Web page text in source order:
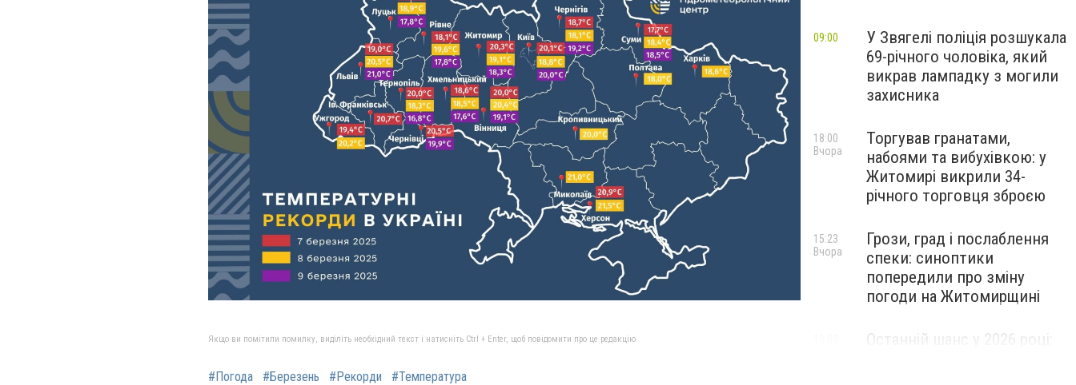
Якщо ви помітили помилку, виділіть необхідний текст і натисніть Ctrl + Enter, щоб повідомити про це редакцію
#Погода #Березень #Рекорди #Температура
У Звягелі поліція розшукала
69-річного чоловіка, який
викрав лампадку з могили
захисника
09:00
Торгував гранатами,
набоями та вибухівкою: у
Житомирі викрили 34-
річного торговця зброєю
18:00
Вчора
Грози, град і послаблення
спеки: синоптики
попередили про зміну
погоди на Житомирщині
15:23
Вчора
Останній шанс у 2026 році: